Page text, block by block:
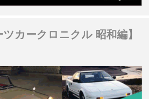
ツカークロニクル 昭和編】